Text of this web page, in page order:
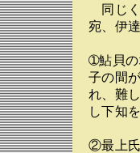
同じく
宛、伊
➀鮎貝の
子の間
れ、難
し下知
②最上氏